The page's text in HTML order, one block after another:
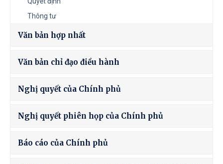
Thông tư
Văn bản hợp nhất
Văn bản chỉ đạo điều hành
Nghị quyết của Chính phủ
Nghị quyết phiên họp của Chính phủ
Báo cáo của Chính phủ